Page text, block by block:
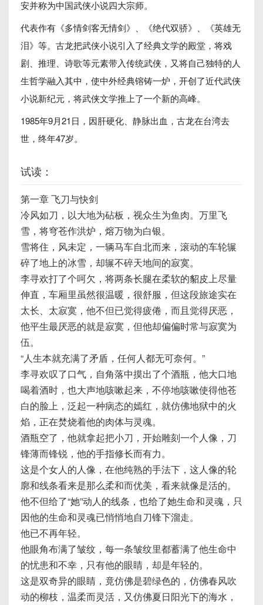
安并称为中国武侠小说四大宗师。
代表作有《多情剑客无情剑》、《绝代双骄》、《英雄无
泪》等。古龙把武侠小说引入了经典文学的殿堂，将戏
剧、推理、诗歌等元素带入传统武侠，又将自己独特的人
生哲学融入其中，使中外经典镕铸一炉，开创了近代武侠
小说新纪元，将武侠文学推上了一个新的高峰。
1985年9月21日，因肝硬化、静脉出血，古龙在台湾去
世，终年47岁。
试读：
第一章 飞刀与快剑
冷风如刀，以大地为砧板，视众生为鱼肉。万里飞
雪，将穹苍作洪炉，熔万物为白银。
雪将住，风未定，一辆马车自北而来，滚动的车轮辗
碎了地上的冰雪，却辗不碎天地间的寂寞。
李寻欢打了个呵欠，将两条长腿在柔软的貂皮上尽量
伸直，车厢里虽然很温暖，很舒服，但这段旅途实在
太长、太寂寞，他不但已觉得疲倦，而且觉得厌恶，
他平生最厌恶的就是寂寞，但他却偏偏时常与寂寞为
伍。
“人生本就充满了矛盾，任何人都无可奈何。”
李寻欢叹了口气，自角落中摸出了个酒瓶，他大口地
喝着酒时，也大声地咳嗽起来，不停地咳嗽使得他苍
白的脸上，泛起一种病态的嫣红，就仿佛地狱中的火
焰，正在焚烧着他的肉体与灵魂。
酒瓶空了，他就拿起把小刀，开始雕刻一个人像，刀
锋薄而锋锐，他的手指修长而有力。
这是个女人的人像，在他纯熟的手法下，这人像的轮
廓和线条看来是那么柔和而优美，看来就像是活的。
他不但给了“她”动人的线条，也给了她生命和灵魂，只
因他的生命和灵魂已悄悄地自刀锋下溜走。
他已不再年轻。
他眼角布满了皱纹，每一条皱纹里都蓄满了他生命中
的忧患和不幸，只有他的眼睛，却是年轻的。
这是双奇异的眼睛，竟仿佛是碧绿色的，仿佛春风吹
动的柳枝，温柔而灵活，又仿佛夏日阳光下的海水，